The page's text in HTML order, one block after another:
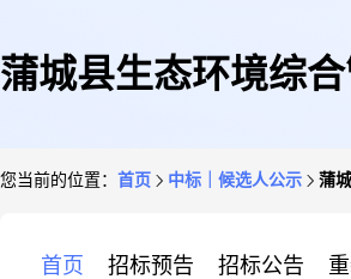
蒲城县生态环境综
您当前的位置： 首页 中标｜候选人公示 蒲
首页 招标预告 招标公告